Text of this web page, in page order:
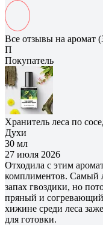
Все отзывы на аромат
П
Покупатель
Хранитель леса по
Духи
30 мл
27 июля 2026
Отходила с этим
комплиментов. Самый
запах гвоздики, но
пряный и
хижине среди леса
для готовки.